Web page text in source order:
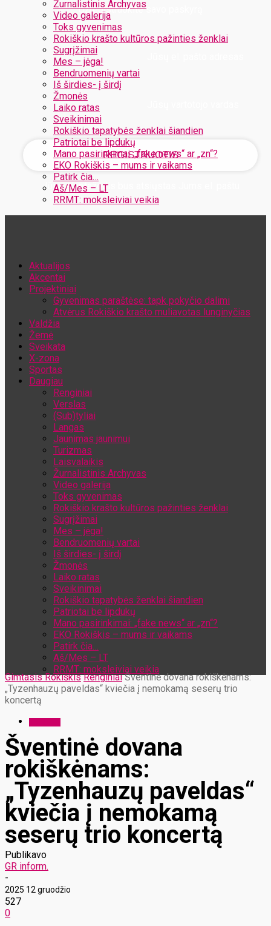
Žurnalistinis Archyvas
Video galerija
Toks gyvenimas
Rokiškio krašto kultūros pažinties ženklai
Sugrįžimai
Mes – jėga!
Bendruomenių vartai
Iš širdies- į širdį
Žmonės
Laiko ratas
Sveikinimai
Rokiškio tapatybės ženklai šiandien
Patriotai be lipdukų
Mano pasirinkimai: „fake news“ ar „zn“?
EKO Rokiškis – mums ir vaikams
Patirk čia…
Aš/Mes – LT
RRMT: moksleiviai veikia
Užregistruokite savo paskyrą
Jūsų slaptažodis bus atsiųstas Jums el. paštu
Aktualijos
Akcentai
Projektiniai
Gyvenimas paraštėse: tapk pokyčio dalimi
Atvėrus Rokiškio krašto muliavotas lunginyčias
Valdžia
Žemė
Sveikata
X-zona
Sportas
Daugiau
Renginiai
Verslas
(Sub)tyliai
Langas
Jaunimas jaunimui
Turizmas
Laisvalaikis
Žurnalistinis Archyvas
Video galerija
Toks gyvenimas
Rokiškio krašto kultūros pažinties ženklai
Sugrįžimai
Mes – jėga!
Bendruomenių vartai
Iš širdies- į širdį
Žmonės
Laiko ratas
Sveikinimai
Rokiškio tapatybės ženklai šiandien
Patriotai be lipdukų
Mano pasirinkimai: „fake news“ ar „zn“?
EKO Rokiškis – mums ir vaikams
Patirk čia…
Aš/Mes – LT
RRMT: moksleiviai veikia
Gimtasis Rokiškis Renginiai Šventinė dovana rokiškėnams:
„Tyzenhauzų paveldas“ kviečia į nemokamą seserų trio
koncertą
Šventinė dovana
rokiškėnams:
„Tyzenhauzų paveldas“
kviečia į nemokamą
seserų trio koncertą
Publikavo
GR inform.
-
2025 12 gruodžio
527
0